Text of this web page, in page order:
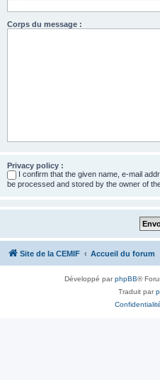
Corps du message :
Privacy policy :
I confirm that the given name, e-mail
be processed and stored by the owner of
Site de la CEMIF Accueil du forum
Développé parphpBB®
Traduit par
Confidentialité